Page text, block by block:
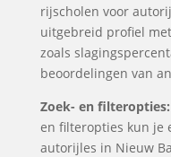
rijscholen voor
uitgebreid profiel
zoals
beoordelingen van
Zoek- en filteropties:
en filteropties kun je
autorijles in Nieuw